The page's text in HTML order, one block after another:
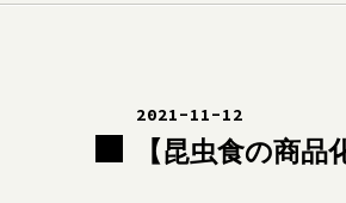
2021-11-12
【昆虫食の商品